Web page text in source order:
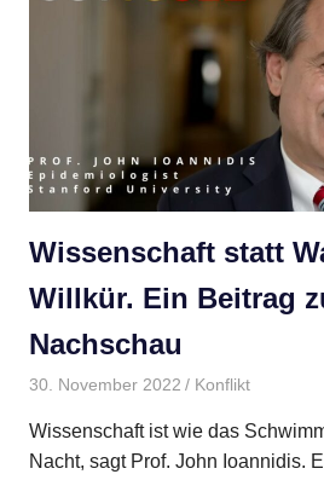
Wissenschaft statt
Willkür. Ein Beitrag
Nachschau
30. November 2022 Gudrun Henne
Konflikt
Wissenschaft ist wie das
Nacht, sagt Prof. John Ioannidis.